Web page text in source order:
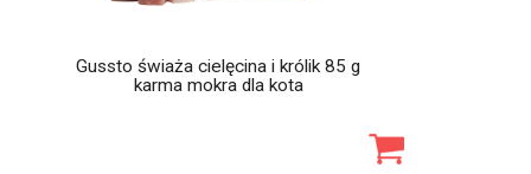
Gussto świaża cielęcina i królik 85 g
karma mokra dla kota